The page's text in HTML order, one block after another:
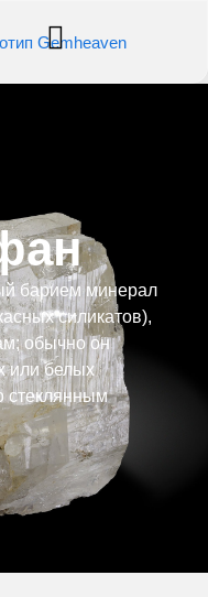
барием минерал
силикатов),
обычно он
или белых
стеклянным